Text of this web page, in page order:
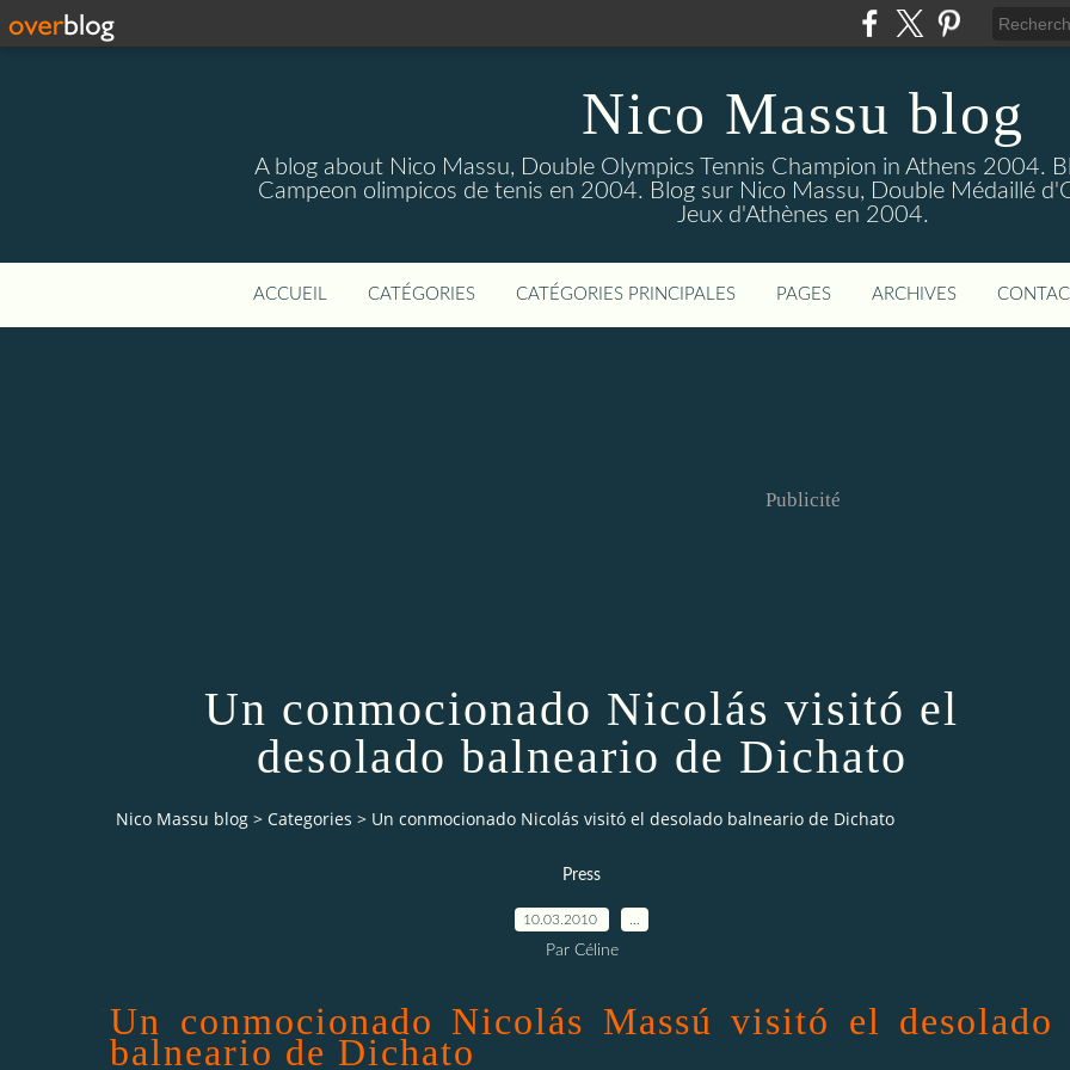
Nico Massu blog
A blog about Nico Massu, Double Olympics Tennis Champion in Athens 2004.
Campeon olimpicos de tenis en 2004. Blog sur Nico Massu, Double Médaillé
Jeux d'Athènes en 2004.
ACCUEIL CATÉGORIES CATÉGORIES PRINCIPALES PAGES ARCHIVES
Publicité
Un conmocionado Nicolás visitó el
desolado balneario de Dichato
Nico Massu blog > Categories > Un conmocionado Nicolás visitó el desolado balneario de Dichato
Press
10.03.2010
Par Céline
Un conmocionado Nicolás Massú visitó el desolado
balneario de Dichato